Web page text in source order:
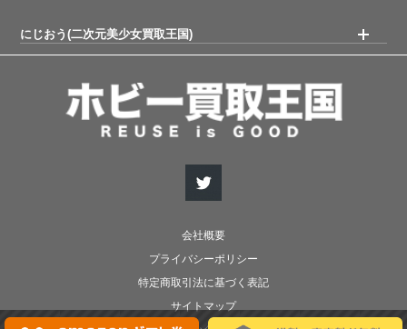
にじおう(二次元美少女買取王国)
会社概要
プライバシーポリシー
特定商取引法に基づく表記
サイトマップ